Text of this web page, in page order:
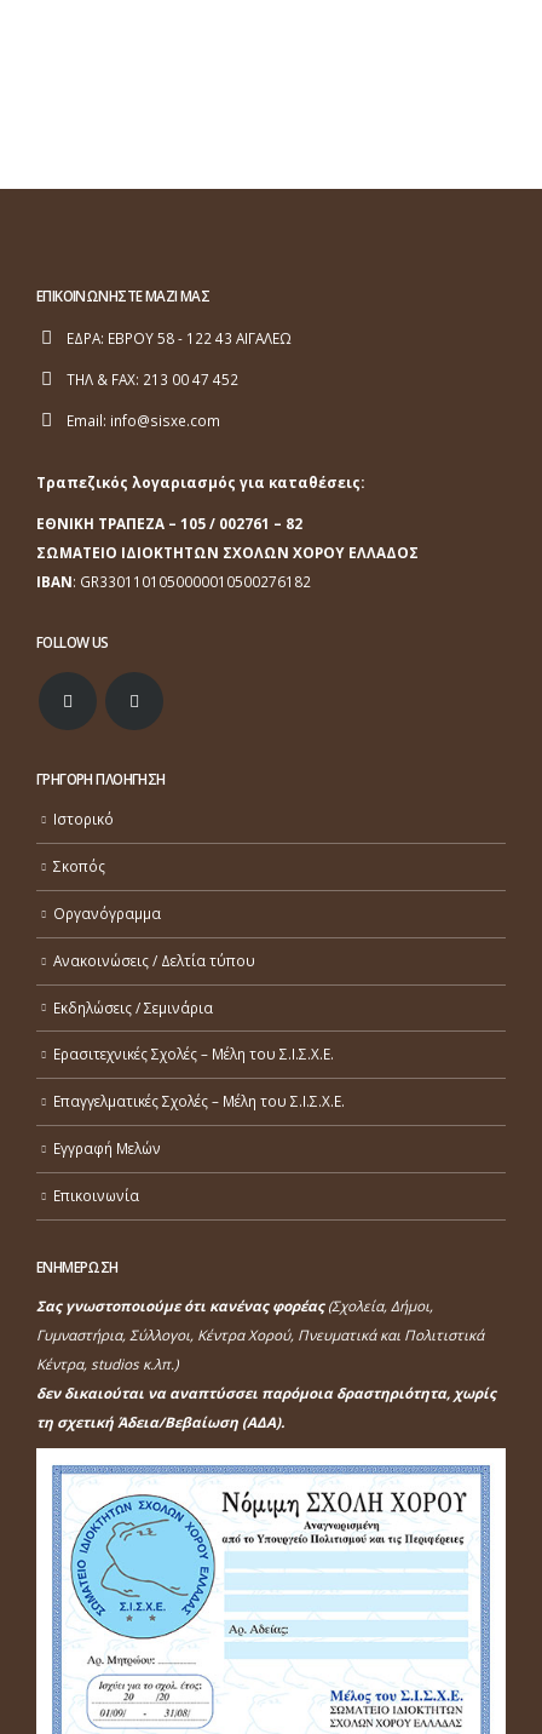
ΕΠΙΚΟΙΝΩΝΗΣΤΕ ΜΑΖΙ ΜΑΣ
ΕΔΡΑ: ΕΒΡΟΥ 58 - 122 43 ΑΙΓΑΛΕΩ
ΤΗΛ & FAX: 213 00 47 452
Email: info@sisxe.com
Τραπεζικός λογαριασμός για καταθέσεις:
ΕΘΝΙΚΗ ΤΡΑΠΕΖΑ – 105 / 002761 – 82
ΣΩΜΑΤΕΙΟ ΙΔΙΟΚΤΗΤΩΝ ΣΧΟΛΩΝ ΧΟΡΟΥ ΕΛΛΑΔΟΣ
ΙΒΑΝ: GR3301101050000010500276182
FOLLOW US
ΓΡΗΓΟΡΗ ΠΛΟΗΓΗΣΗ
Ιστορικό
Σκοπός
Οργανόγραμμα
Ανακοινώσεις / Δελτία τύπου
Εκδηλώσεις / Σεμινάρια
Ερασιτεχνικές Σχολές – Μέλη του Σ.Ι.Σ.Χ.Ε.
Επαγγελματικές Σχολές – Μέλη του Σ.Ι.Σ.Χ.Ε.
Εγγραφή Μελών
Επικοινωνία
ΕΝΗΜΕΡΩΣΗ
Σας γνωστοποιούμε ότι κανένας φορέας(Σχολεία, Δήμοι,
Γυμναστήρια, Σύλλογοι, Κέντρα Χορού, Πνευματικά και Πολιτιστικά
Κέντρα, studios κ.λπ.)
δεν δικαιούται να αναπτύσσει παρόμοια δραστηριότητα, χωρίς
τη σχετική Άδεια/Βεβαίωση (ΑΔΑ).